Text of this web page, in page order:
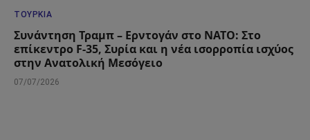
ΤΟΥΡΚΊΑ
Συνάντηση Τραμπ – Ερντογάν στο ΝΑΤΟ: Στο
επίκεντρο F-35, Συρία και η νέα ισορροπία ισχύος
στην Ανατολική Μεσόγειο
07/07/2026